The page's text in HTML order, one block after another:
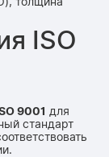
ISO
9001 для
стандарт